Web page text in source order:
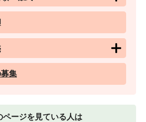
集
ページを見ている人は